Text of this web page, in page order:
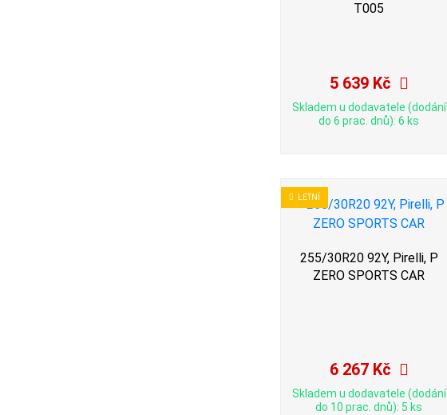
T005
5 639 Kč
Skladem u dodavatele (dodání
do 6 prac. dnů): 6 ks
LETNÍ
255/30R20 92Y, Pirelli, P
ZERO SPORTS CAR
6 267 Kč
Skladem u dodavatele (dodání
do 10 prac. dnů): 5 ks